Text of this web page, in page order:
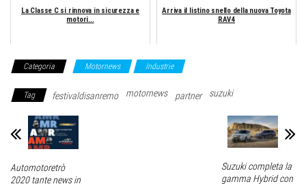
La Classe C si rinnova in sicurezza e
motori...
Arriva il listino snello della nuova Toyota
RAV4
Categoria Motornews Industrie
Tag festivaldisanremo motornews partner suzuki
Automotoretrò
2020 tante news in
Suzuki completa la
gamma Hybrid con